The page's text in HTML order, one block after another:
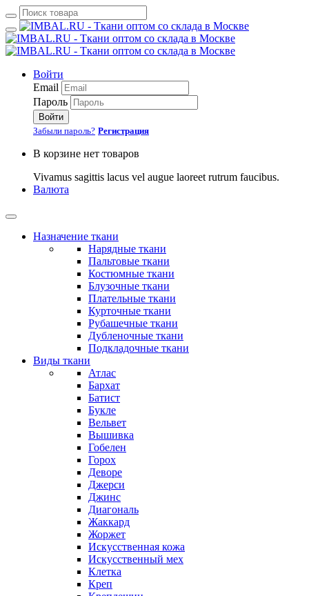
Войти
Email
Пароль
Войти
Забыли пароль? Регистрация
В корзине нет товаров
Vivamus sagittis lacus vel augue laoreet rutrum faucibus.
Валюта
Назначение ткани
Нарядные ткани
Пальтовые ткани
Костюмные ткани
Блузочные ткани
Плательные ткани
Курточные ткани
Рубашечные ткани
Дубленочные ткани
Подкладочные ткани
Виды ткани
Атлас
Бархат
Батист
Букле
Вельвет
Вышивка
Гобелен
Горох
Деворе
Джерси
Джинс
Диагональ
Жаккард
Жоржет
Искусственная кожа
Искусственный мех
Клетка
Креп